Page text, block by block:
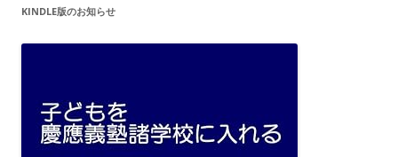
KINDLE版のお知らせ